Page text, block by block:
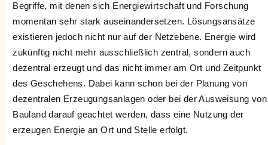
Begriffe, mit denen sich Energiewirtschaft und Forschung
momentan sehr stark auseinandersetzen. Lösungsansätze
existieren jedoch nicht nur auf der Netzebene. Energie wird
zukünftig nicht mehr ausschließlich zentral, sondern auch
dezentral erzeugt und das nicht immer am Ort und Zeitpunkt
des Geschehens. Dabei kann schon bei der Planung von
dezentralen Erzeugungsanlagen oder bei der Ausweisung von
Bauland darauf geachtet werden, dass eine Nutzung der
erzeugen Energie an Ort und Stelle erfolgt.